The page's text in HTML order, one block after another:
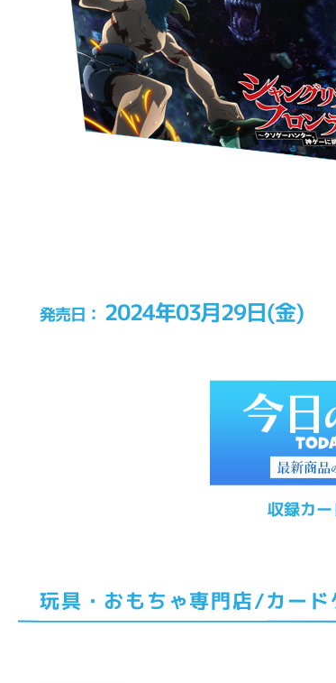
発売日： 2024年03月29日(金)
収録カ
玩具・おもちゃ専門店/カー